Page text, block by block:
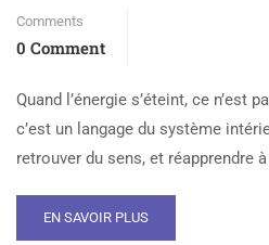
Comments
0 Comment
Quand l’énergie s’éteint, ce n’est
c’est un langage du système
retrouver du sens, et réapprendre
EN SAVOIR PLUS